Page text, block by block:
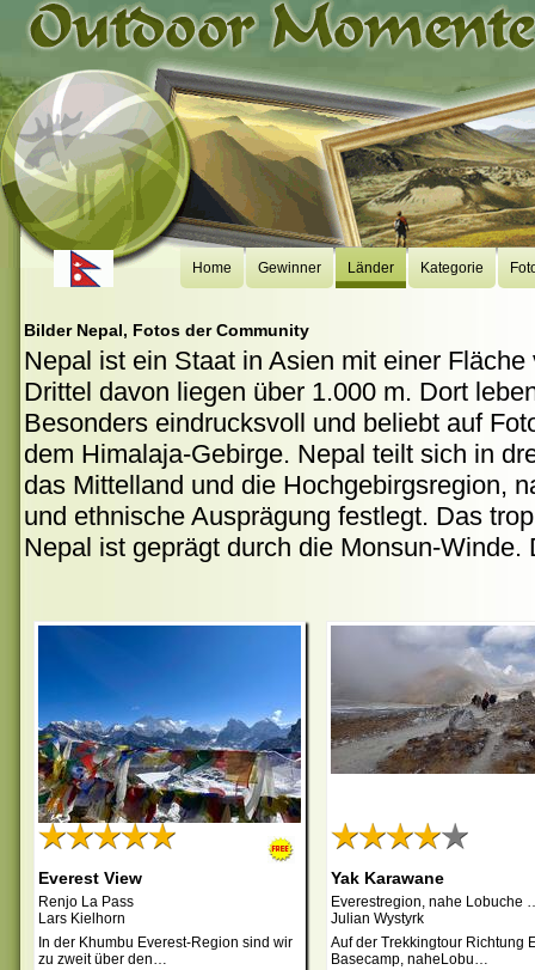
Home Gewinner Länder Kategorie
Bilder Nepal, Fotos der Community
Nepal ist ein Staat in Asien mit einer
Drittel davon liegen über 1.000 m. Dort
Besonders eindrucksvoll und beliebt auf
dem Himalaja-Gebirge. Nepal teilt sich in
das Mittelland und die Hochgebirgsregion,
und ethnische Ausprägung festlegt. Das
Nepal ist geprägt durch die Monsun-Winde.
Everest View
Renjo La Pass
Lars Kielhorn
In der Khumbu Everest-Region sind wir
zu zweit über den…
Yak Karawane
Everestregion, nahe Lobuche
Julian Wystyrk
Auf der Trekkingtour Richtung
Basecamp, naheLobu…